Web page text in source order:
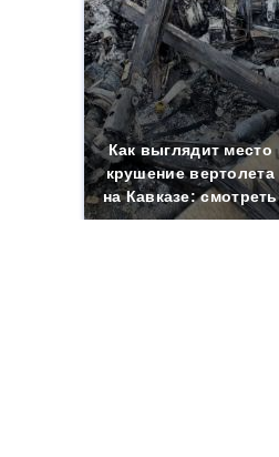
Как выглядит место
крушение вертолета
на Кавказе: смотреть